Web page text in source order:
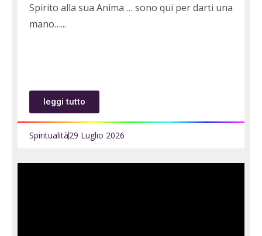
Spirito alla sua Anima … sono qui per darti una
mano…
leggi tutto
Spiritualità29 Luglio 2026